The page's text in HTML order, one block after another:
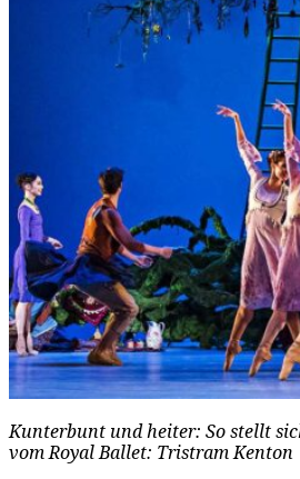
Kunterbunt und heiter: So stellt
vom Royal Ballet: Tristram Kenton